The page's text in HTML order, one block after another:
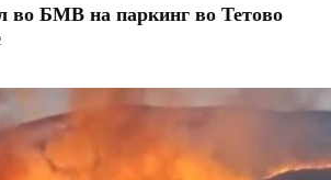
во БМВ на паркинг во Тетово